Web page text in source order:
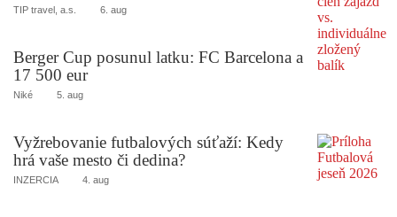
TIP travel, a.s. 6. aug
Berger Cup posunul latku: FC Barcelona a
17 500 eur
Niké 5. aug
Vyžrebovanie futbalových súťaží: Kedy
hrá vaše mesto či dedina?
INZERCIA 4. aug